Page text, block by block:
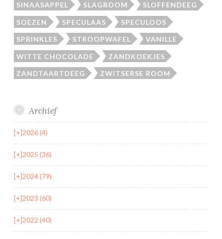
SINAASAPPEL SLAGROOM SLOFFENDEEG
SOEZEN SPECULAAS SPECULOOS
SPRINKLES STROOPWAFEL VANILLE
WITTE CHOCOLADE ZANDKOEKJES
ZANDTAARTDEEG ZWITSERSE ROOM
Archief
[+]2026 (4)
[+]2025 (36)
[+]2024 (79)
[+]2023 (60)
[+]2022 (40)